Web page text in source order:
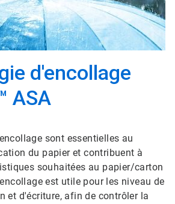
d'encollage
ASA
sont essentielles au
du papier et contribuent à
souhaitées au papier/carton
est utile pour les niveau de
et d'écriture, afin de contrôler la